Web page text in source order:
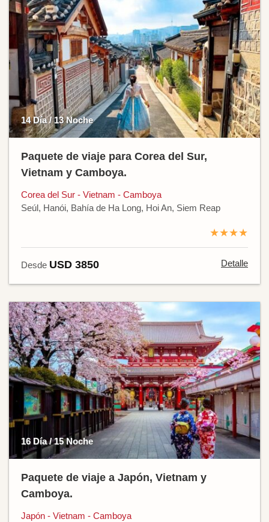
14 Día / 13 Noche
Paquete de viaje para Corea del Sur,
Vietnam y Camboya.
Corea del Sur - Vietnam - Camboya
Seúl, Hanói, Bahía de Ha Long, Hoi An, Siem Reap
★★★★
Desde USD 3850 Detalle
16 Día / 15 Noche
Paquete de viaje a Japón, Vietnam y
Camboya.
Japón - Vietnam - Camboya